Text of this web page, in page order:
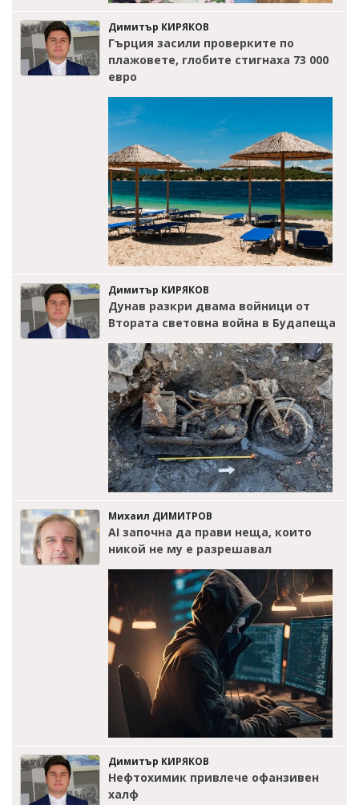
Димитър КИРЯКОВ
Гърция засили проверките по
плажовете, глобите стигнаха 73 000
евро
Димитър КИРЯКОВ
Дунав разкри двама войници от
Втората световна война в Будапеща
Михаил ДИМИТРОВ
AI започна да прави неща, които
никой не му е разрешавал
Димитър КИРЯКОВ
Нефтохимик привлече офанзивен
халф